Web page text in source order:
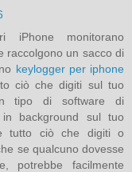
iPhone monitorano
raccolgono un sacco di
keylogger per iphone
ciò che digiti sul tuo
tipo di software di
background sul tuo
tutto ciò che digiti o
se qualcuno dovesse
potrebbe facilmente